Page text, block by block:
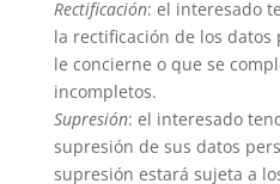
Rectificación: el interesado
la rectificación de los datos
le concierne o que se
incompletos.
Supresión: el interesado
supresión de sus datos
supresión estará sujeta a